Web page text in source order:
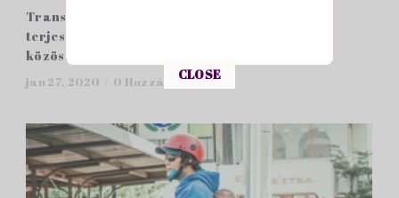
Transznacionális jógyakorlatok felmérése és
terjesztése a fiatalok kerékpáros
közösségfejlesztésé...
jan 27, 2020 / 0 Hozzászólások
This popup will close in:
CLOSE